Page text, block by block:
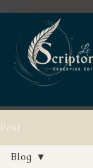
Post
Blog